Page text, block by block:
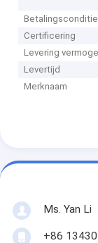
Certificering
Levering
Levertijd
Merknaam
Ms. Yan Li
+86